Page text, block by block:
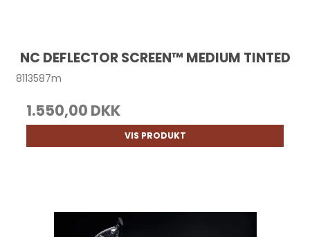
NC DEFLECTOR SCREEN™ MEDIUM TINTED
8113587m
1.550,00 DKK
VIS PRODUKT